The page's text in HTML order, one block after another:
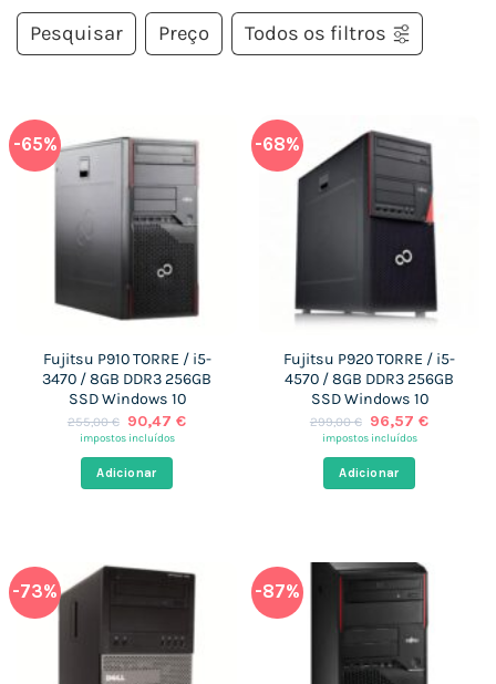
Pesquisar Preço Todos os filtros
-65%
Fujitsu P910 TORRE / i5-
3470 / 8GB DDR3 256GB
SSD Windows 10
255,00€ O
preço
era:
255,00 €.
90,47€O
impostos incluídos
Adicionar
-68%
Fujitsu P920 TORRE / i5-
4570 / 8GB DDR3 256GB
SSD Windows 10
299,00€ O
preço
era:
299,00 €.
96,57€O
impostos incluídos
Adicionar
-73% -87%